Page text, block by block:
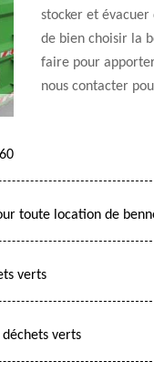
stocker et
de bien choisir la
faire pour
nous contacter
toute location de
verts
verts